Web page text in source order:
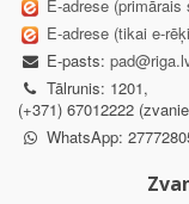
E-adrese
E-adrese (tikai e-
E-pasts:
Tālrunis: 1201,
(+371) 67012222
WhatsApp: